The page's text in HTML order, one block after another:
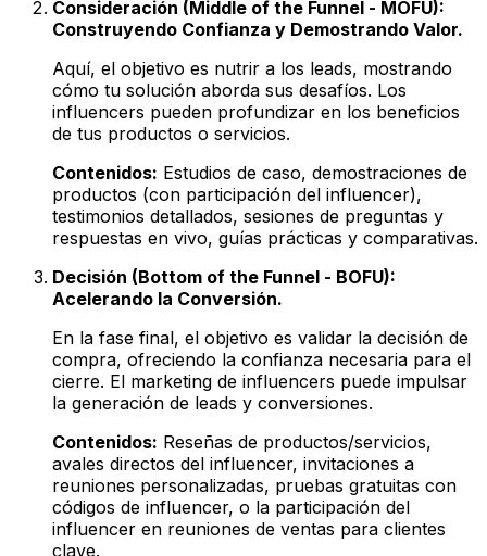
Consideración (Middle of the Funnel - MOFU):
Construyendo Confianza y Demostrando Valor.
Aquí, el objetivo es nutrir a los leads, mostrando
cómo tu solución aborda sus desafíos. Los
influencers pueden profundizar en los beneficios
de tus productos o servicios.
Contenidos: Estudios de caso, demostraciones de
productos (con participación del influencer),
testimonios detallados, sesiones de preguntas y
respuestas en vivo, guías prácticas y comparativas.
Decisión (Bottom of the Funnel - BOFU):
Acelerando la Conversión.
En la fase final, el objetivo es validar la decisión de
compra, ofreciendo la confianza necesaria para el
cierre. El marketing de influencers puede impulsar
la generación de leads y conversiones.
Contenidos: Reseñas de productos/servicios,
avales directos del influencer, invitaciones a
reuniones personalizadas, pruebas gratuitas con
códigos de influencer, o la participación del
influencer en reuniones de ventas para clientes
clave.